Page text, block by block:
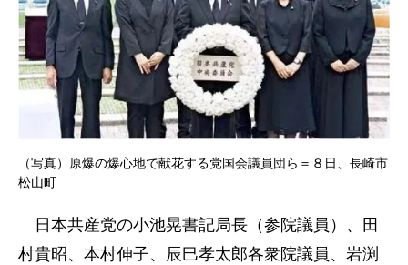
（写真）原爆の爆心地で献花する党国会議員団ら＝８日、長崎市
松山町
日本共産党の小池晃書記局長（参院議員）、田
村貴昭、本村伸子、辰巳孝太郎各衆院議員、岩渕